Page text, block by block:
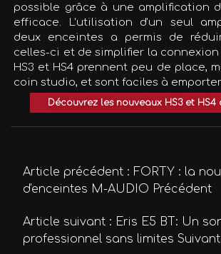
possible grâce à une amplification
efficace. L'utilisation d'un seul
deux enceintes a permis de
celles-ci et de simplifier la connexion
HS3 et HS4 prennent peu de place,
coin studio, et sont faciles à
Découvrez les nouveaux HS3 et HS4
Article précédent : FORTY : la
d'enceintes M-AUDIO Précédent
Article suivant : Eris E5 BT: Un
professionnel sans limites Suivant